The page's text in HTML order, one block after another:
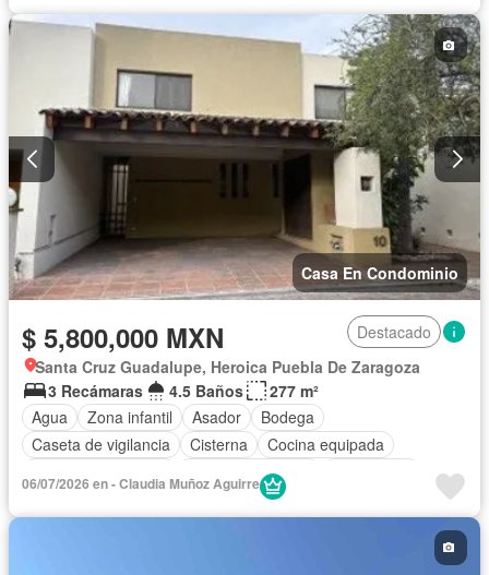
Casa En Condominio
$ 5,800,000 MXN
Destacado
Santa Cruz Guadalupe, Heroica Puebla De Zaragoza
3 Recámaras
4.5 Baños
277 m²
Agua
Zona infantil Asador
Bodega
Caseta de vigilancia
Cisterna
Cocina equipada
Cuarto de servicio
Internet
06/07/2026 en - Claudia Muñoz Aguirre